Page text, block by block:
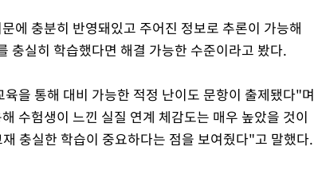
에 충분히 반영돼있고 주어진 정보로 추론이 가능해
충실히 학습했다면 해결 가능한 수준이라고 봤다.
을 통해 대비 가능한 적정 난이도 문항이 출제됐다"며
수험생이 느낀 실질 연계 체감도는 매우 높았을 것이
충실한 학습이 중요하다는 점을 보여줬다"고 말했다.